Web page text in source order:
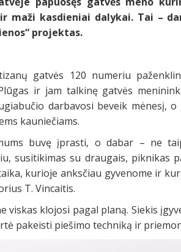
kasdieniai dalykai. Tai –
projektas.
gatvės 120 numeriu
ir jam talkinę gatvės
darbavosi beveik mėnesį,
kauniečiams.
buvę įprasti, o dabar – ne
susitikimas su draugais, piknikas
kurioje anksčiau gyvenome ir
T. Vincaitis.
viskas klojosi pagal planą. Siekis
pakeisti piešimo techniką ir